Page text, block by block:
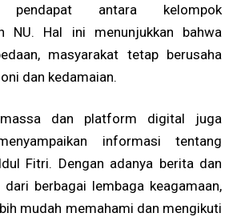
pendapat antara kelompok
NU. Hal ini menunjukkan bahwa
masyarakat tetap berusaha
dan kedamaian.
dan platform digital juga
informasi tentang
Fitri. Dengan adanya berita dan
berbagai lembaga keagamaan,
mudah memahami dan mengikuti